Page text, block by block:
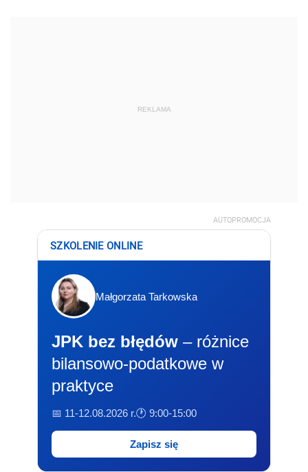
REKLAMA
AUTOPROMOCJA
SZKOLENIE ONLINE
Małgorzata Tarkowska
JPK bez błędów – różnice
bilansowo-podatkowe w
praktyce
📅 11-12.08.2026 r.🕐 9:00-15:00
Zapisz się